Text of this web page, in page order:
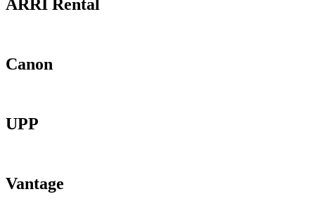
ARRI Rental
Canon
UPP
Vantage